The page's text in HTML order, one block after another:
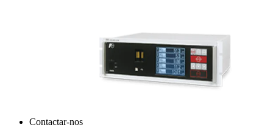
Contactar-nos